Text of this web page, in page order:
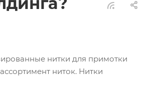
нитки для примотки
ниток. Нитки